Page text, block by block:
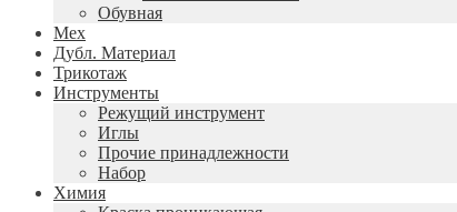
Обувная
Мех
Дубл. Материал
Трикотаж
Инструменты
Режущий инструмент
Иглы
Прочие принадлежности
Набор
Химия